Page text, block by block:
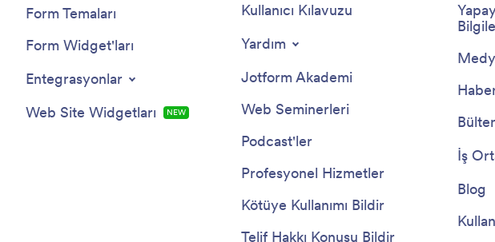
Form Temaları
Form Widget'ları
Entegrasyonlar
Web Site Widgetları
NEW
Kullanıcı Kılavuzu
Yardım
Jotform Akademi
Web Seminerleri
Podcast'ler
Profesyonel Hizmetler
Kötüye Kullanımı Bildir
Telif Hakkı Konusu Bildir
İş
Blog